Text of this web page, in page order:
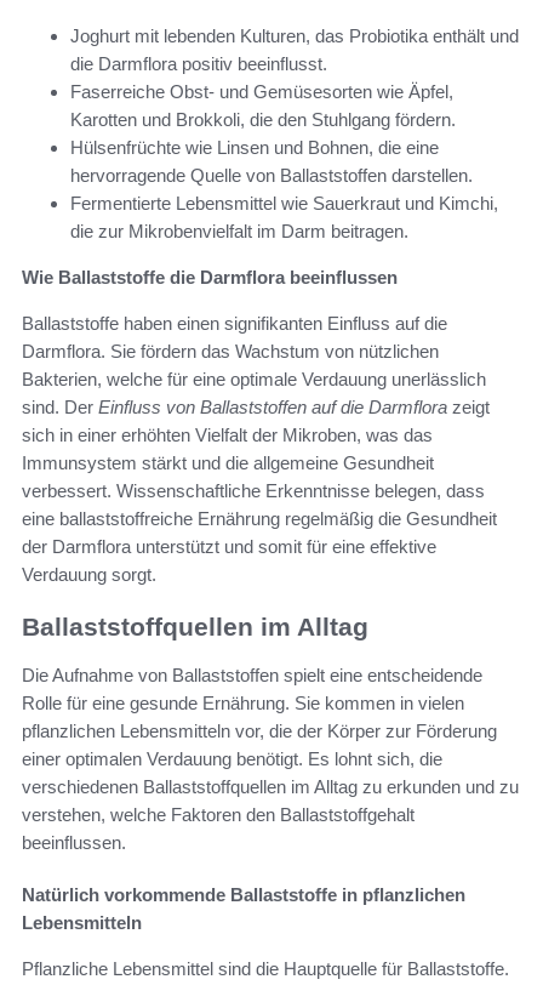
Joghurt mit lebenden Kulturen, das Probiotika enthält und
die Darmflora positiv beeinflusst.
Faserreiche Obst- und Gemüsesorten wie Äpfel,
Karotten und Brokkoli, die den Stuhlgang fördern.
Hülsenfrüchte wie Linsen und Bohnen, die eine
hervorragende Quelle von Ballaststoffen darstellen.
Fermentierte Lebensmittel wie Sauerkraut und Kimchi,
die zur Mikrobenvielfalt im Darm beitragen.
Wie Ballaststoffe die Darmflora beeinflussen
Ballaststoffe haben einen signifikanten Einfluss auf die
Darmflora. Sie fördern das Wachstum von nützlichen
Bakterien, welche für eine optimale Verdauung unerlässlich
sind. Der Einfluss von Ballaststoffen auf die Darmflora zeigt
sich in einer erhöhten Vielfalt der Mikroben, was das
Immunsystem stärkt und die allgemeine Gesundheit
verbessert. Wissenschaftliche Erkenntnisse belegen, dass
eine ballaststoffreiche Ernährung regelmäßig die Gesundheit
der Darmflora unterstützt und somit für eine effektive
Verdauung sorgt.
Ballaststoffquellen im Alltag
Die Aufnahme von Ballaststoffen spielt eine entscheidende
Rolle für eine gesunde Ernährung. Sie kommen in vielen
pflanzlichen Lebensmitteln vor, die der Körper zur Förderung
einer optimalen Verdauung benötigt. Es lohnt sich, die
verschiedenen Ballaststoffquellen im Alltag zu erkunden und zu
verstehen, welche Faktoren den Ballaststoffgehalt
beeinflussen.
Natürlich vorkommende Ballaststoffe in pflanzlichen
Lebensmitteln
Pflanzliche Lebensmittel sind die Hauptquelle für Ballaststoffe.